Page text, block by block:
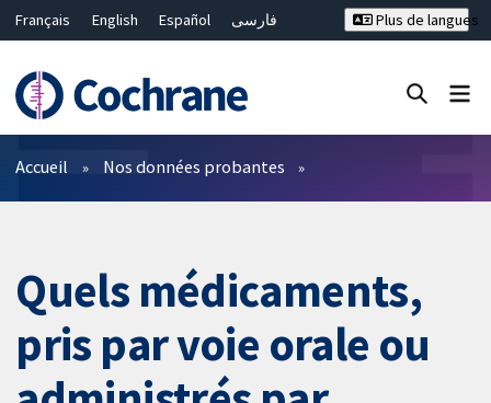
Français English Español
فارسی
Bahasa Malaysia
ไทย
繁體中文
简体中文
Plus de langues
Filtres
Accueil Nos données probantes
Quels médicaments,
pris par voie orale ou